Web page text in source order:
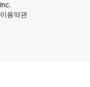
이용약관